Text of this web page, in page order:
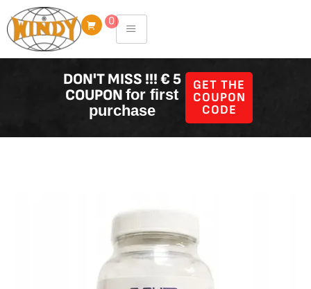
to
content
0
DON'T MISS !!! € 5
COUPONfor first
purchase
GET THE
COUPON
CODE